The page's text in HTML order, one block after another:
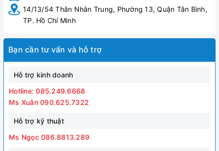
14/13/54 Thân Nhân Trung, Phường 13, Quận Tân Bình,
TP. Hồ Chí Minh
Bạn cần tư vấn và hỗ trợ
Hỗ trợ kinh doanh
Hotline: 085.249.6668
Ms Xuân 090.625.7322
Hỗ trợ kỹ thuật
Ms Ngọc 086.8813.289